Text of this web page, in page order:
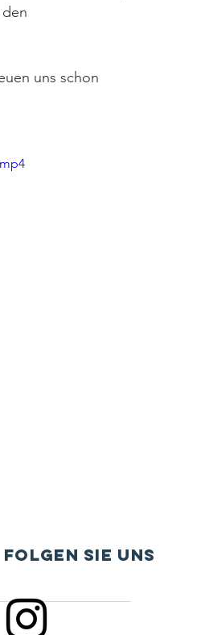
uns schon
Folgen sie uns